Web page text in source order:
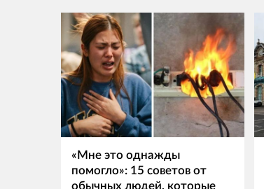
«Мне это однажды
помогло»: 15 советов от
обычных людей, которые